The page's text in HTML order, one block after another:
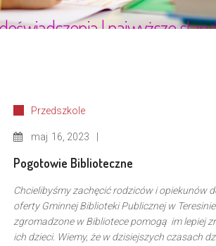
Przedszkole
maj 16, 2023
Pogotowie Biblioteczne
Chcielibyśmy zachęcić rodziców i opiekunów
oferty Gminnej Biblioteki Publicznej w
zgromadzone w Bibliotece pomogą im lepiej
ich dzieci. Wiemy, że w dzisiejszych czasach